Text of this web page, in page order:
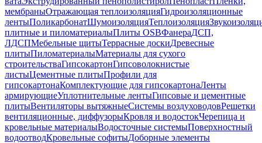
мембраныОтражающая теплоизоляцияГидроизоляционные
лентыПоликарбонатШумоизоляцияТеплоизоляция
плитные и пиломатериалыПлиты OSBФанераДСП,
ЛДСПМебельные щитыТеррасные доскиДревесные
плитыПиломатериалыМатериалы для сухого
строительстваГипсокартонГипсоволокнистые
листыЦементные плитыПрофили для
гипсокартонаКомплектующие для гипсокартонаЛенты
армирующиеУплотнительные лентыГипсовые и цементные
плитыВентиляторы вытяжныеСистемы воздуховодовРешетки
вентиляционные, диффузорыКровля и водостокЧерепица и
кровельные материалыВодосточные системыПоверхностный
водоотводКровельные софитыДоборные элементы